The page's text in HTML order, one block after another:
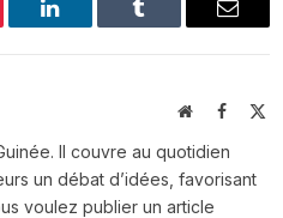
LinkedIn Tumblr Email
WebsiteFacebook
X
Il couvre au quotidien
un débat d’idées, favorisant
voulez publier un article